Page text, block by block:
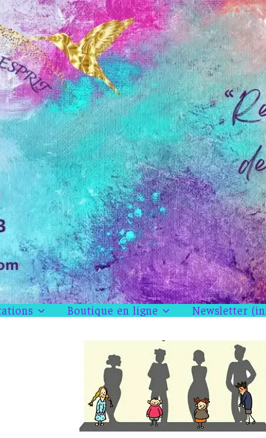
Boutique en ligne Newsletter